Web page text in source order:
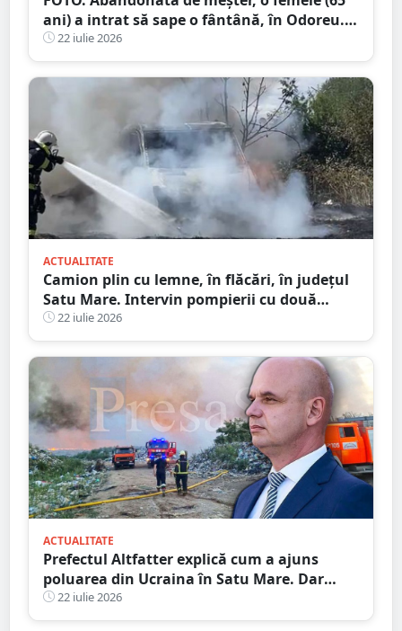
ani) a intrat să sape o fântână, în Odoreu. A
rămas blocată
22 iulie 2026
ACTUALITATE
Camion plin cu lemne, în flăcări, în județul
Satu Mare. Intervin pompierii cu două
autospeciale
22 iulie 2026
ACTUALITATE
Prefectul Altfatter explică cum a ajuns
poluarea din Ucraina în Satu Mare. Dar
nimic despre RATEUL instituțiilor publice
22 iulie 2026